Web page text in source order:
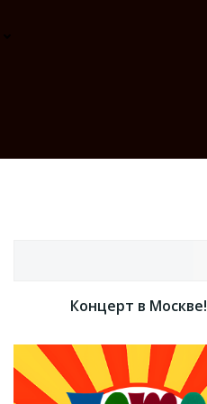
Концерт в Москве!